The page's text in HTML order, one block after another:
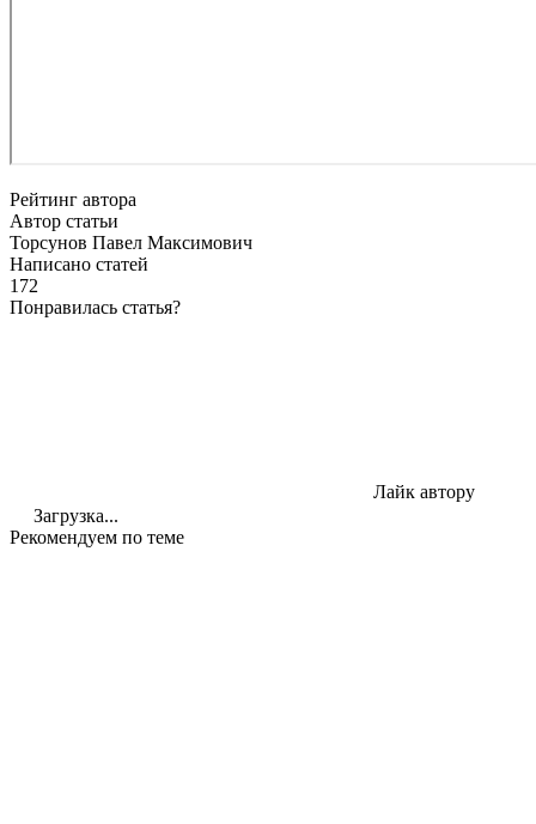
Рейтинг автора
Автор статьи
Торсунов Павел Максимович
Написано статей
172
Понравилась статья?
Лайк автору
Загрузка...
Рекомендуем по теме